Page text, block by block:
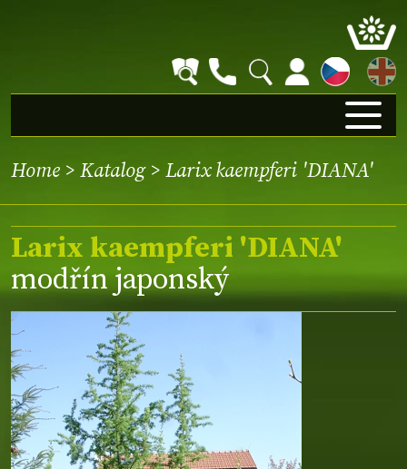
EN
Home > Katalog> Larix kaempferi 'DIANA'
Larix kaempferi 'DIANA'
modřín japonský